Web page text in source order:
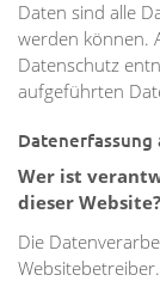
Daten sind alle
werden können.
Datenschutz
aufgeführten
Wer ist
dieser Website?
Die